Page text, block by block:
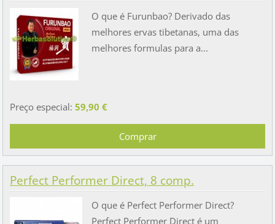
O que é Furunbao? Derivado das
melhores ervas tibetanas, uma das
melhores formulas para a...
Preço especial: 59,90 €
Perfect Performer Direct, 8 comp.
O que é Perfect Performer Direct?
Perfect Performer Direct é um